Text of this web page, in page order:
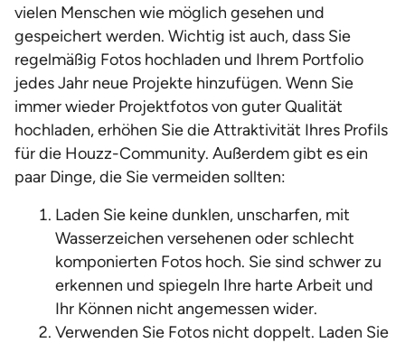
vielen Menschen wie möglich gesehen und
gespeichert werden. Wichtig ist auch, dass Sie
regelmäßig Fotos hochladen und Ihrem Portfolio
jedes Jahr neue Projekte hinzufügen. Wenn Sie
immer wieder Projektfotos von guter Qualität
hochladen, erhöhen Sie die Attraktivität Ihres Profils
für die Houzz-Community. Außerdem gibt es ein
paar Dinge, die Sie vermeiden sollten:
Laden Sie keine dunklen, unscharfen, mit
Wasserzeichen versehenen oder schlecht
komponierten Fotos hoch. Sie sind schwer zu
erkennen und spiegeln Ihre harte Arbeit und
Ihr Können nicht angemessen wider.
Verwenden Sie Fotos nicht doppelt. Laden Sie